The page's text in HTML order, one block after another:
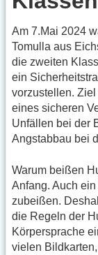
Am 7.Mai 2024
Tomulla aus
die zweiten
ein
vorzustellen.
eines sicheren
Unfällen bei der
Angstabbau bei
Warum beißen
Anfang. Auch
zubeißen.
die Regeln der
Körpersprache
vielen